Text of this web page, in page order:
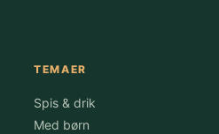
TEMAER
Spis & drik
Med børn